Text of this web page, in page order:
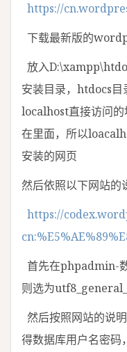
https://
下载最新版的
放入
安装目录，htdocs目
localhost直接访问
在里面，所以
安装的网页
然后依照以下网站的
https://
首先在phpadmin-
则选为
然后按照网站的说
得数据库用户名密码